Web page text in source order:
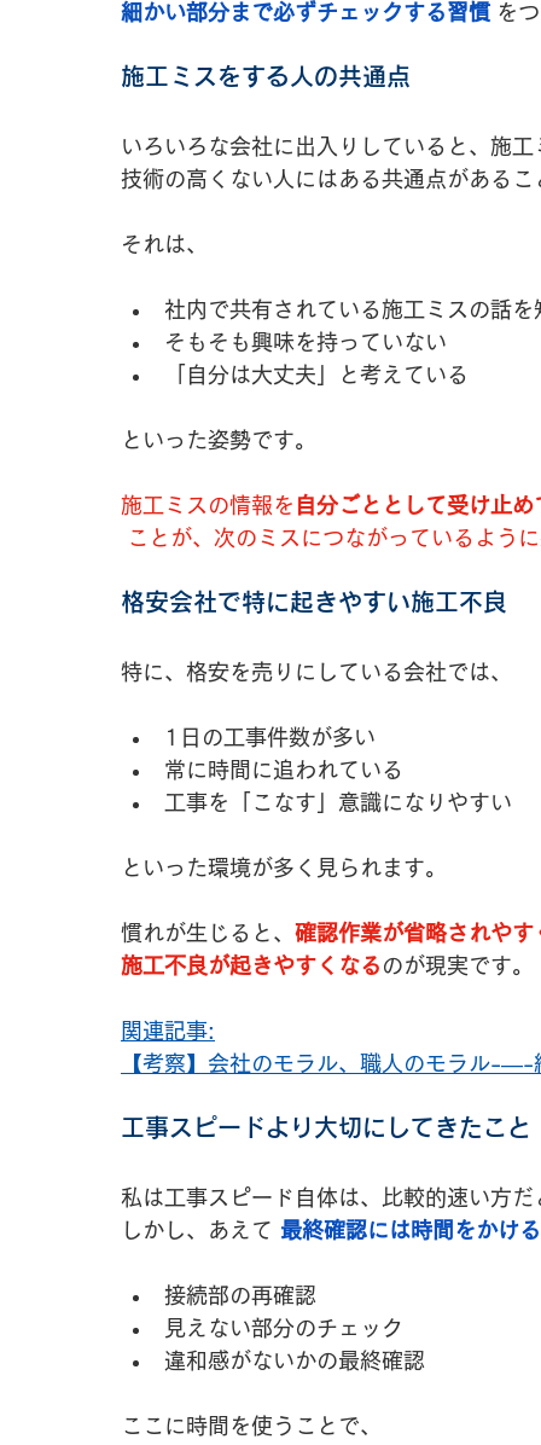
細かい部分まで必ずチェックする習慣 を
施工ミスをする人の共通点
いろいろな会社に出入りしていると、施
技術の高くない人にはある共通点がある
それは、
社内で共有されている施工ミスの話を
そもそも興味を持っていない
「自分は大丈夫」と考えている
といった姿勢です。
施工ミスの情報を 自分ごととして受け止め
ことが、次のミスにつながっているよう
格安会社で特に起きやすい施工不良
特に、格安を売りにしている会社では、
1日の工事件数が多い
常に時間に追われている
工事を「こなす」意識になりやすい
といった環境が多く見られます。
慣れが生じると、 確認作業が省略されやす
施工不良が起きやすくなる のが現実です。
関連記事:
【考察】会社のモラル、職人のモラル-
工事スピードより大切にしてきたこと
私は工事スピード自体は、比較的速い方だ
しかし、あえて 最終確認には時間をかける
接続部の再確認
見えない部分のチェック
違和感がないかの最終確認
ここに時間を使うことで、